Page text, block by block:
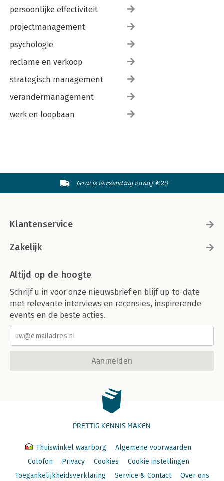
persoonlijke effectiviteit
projectmanagement
psychologie
reclame en verkoop
strategisch management
verandermanagement
werk en loopbaan
Gratis verzending vanaf €20
Klantenservice
Zakelijk
Altijd op de hoogte
Schrijf u in voor onze nieuwsbrief en blijf up-to-date
met relevante interviews en recensies, inspirerende
events en de beste acties.
Aanmelden
PRETTIG KENNIS MAKEN
Thuiswinkel waarborg
Algemene voorwaarden
Colofon
Privacy Cookies
Cookie instellingen
Toegankelijkheidsverklaring
Service & Contact Over ons